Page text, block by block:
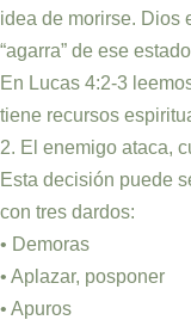
idea de morirse. Dios
“agarra” de ese
En Lucas 4:2-3
tiene recursos
2. El enemigo ataca,
Esta decisión puede
con tres dardos:
• Demoras
• Aplazar, posponer
• Apuros